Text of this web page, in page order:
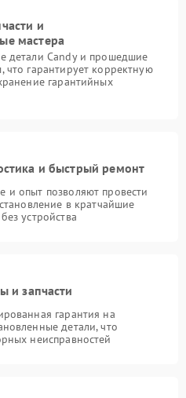
и
мастера
детали Candy и прошедшие
гарантирует корректную
гарантийных
и быстрый ремонт
опыт позволяют провести
в кратчайшие
устройства
и запчасти
гарантия на
детали, что
неисправностей